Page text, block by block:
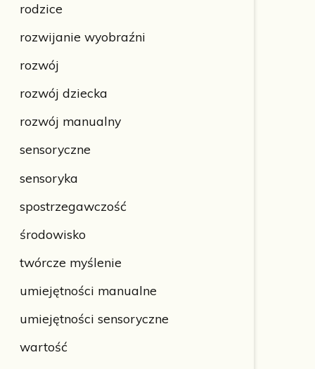
rodzice
rozwijanie wyobraźni
rozwój
rozwój dziecka
rozwój manualny
sensoryczne
sensoryka
spostrzegawczość
środowisko
twórcze myślenie
umiejętności manualne
umiejętności sensoryczne
wartość